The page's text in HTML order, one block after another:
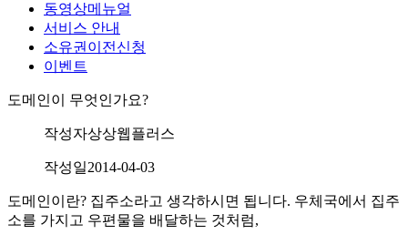
동영상메뉴얼
서비스 안내
소유권이전신청
이벤트
도메인이 무엇인가요?
작성자상상웹플러스
작성일2014-04-03
도메인이란? 집주소라고 생각하시면 됩니다. 우체국에서 집주
소를 가지고 우편물을 배달하는 것처럼,